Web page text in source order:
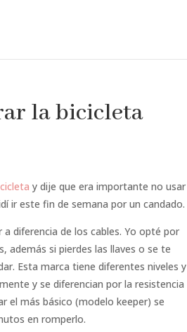
la bicicleta
y dije que era importante no usar
ir este fin de semana por un candado.
diferencia de los cables. Yo opté por
además si pierdes las llaves o se te
Esta marca tiene diferentes niveles y
y se diferencian por la resistencia
el más básico (modelo keeper) se
en romperlo.